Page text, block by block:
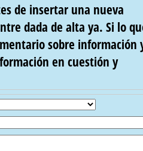
de insertar una nueva
dada de alta ya. Si lo
sobre información
en cuestión y